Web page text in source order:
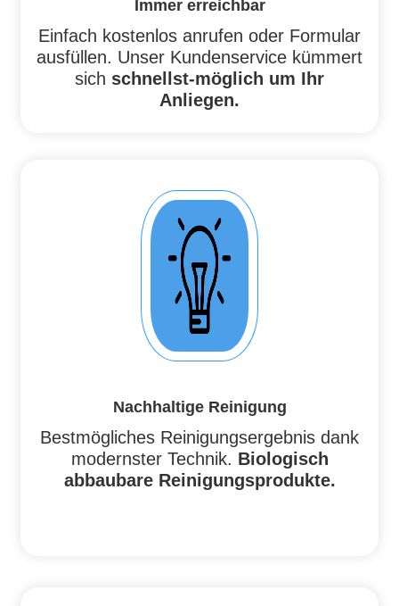
Immer erreichbar
Einfach kostenlos anrufen oder Formular
ausfüllen. Unser Kundenservice kümmert
sich schnellst-möglich um Ihr
Anliegen.
Nachhaltige Reinigung
Bestmögliches Reinigungsergebnis dank
modernster Technik. Biologisch
abbaubare Reinigungsprodukte.